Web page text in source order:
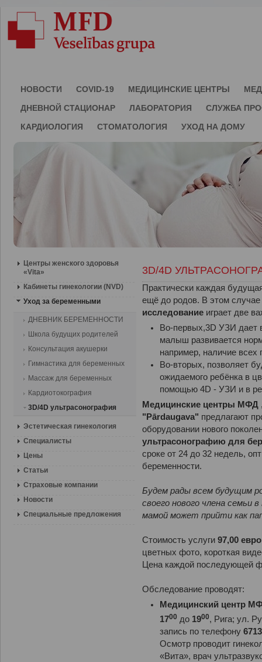
НОВОСТИ COVID-19 МЕДИЦИНСКИЕ ЦЕНТРЫ
ДНЕВНОЙ СТАЦИОНАР
ЛАБОРАТОРИЯ
СЛУЖБА
КАРДИОЛОГИЯ
СТОМАТОЛОГИЯ УХОД НА ДОМУ
Центры женского здоровья
«Vita»
Кабинеты гинекологии (NVD)
Уход за беременными
ДНЕВНИК БЕРЕМЕННОСТИ
Школа будущих родителей
Консультация акушерки
Гимнастика для беременных
Массаж для беременных
Кардиотокография
3D/4D ультрасонография
Эстетическая гинекология
Специалисты
Цены
Статьи
Страховые компании
Новости
Специальные предложения
3D/4D
Практически каждая
ещё до родов. В этом случае
исследование играет две
Во-первых,3D УЗИ дает
малыш развивается
например, наличие всех
Во-вторых, позволяет
ожидаемого ребёнка в
помощью 4D - УЗИ и в
Медицинские центры MФД
"Pārdaugava" предлагают
оборудовании нового
ультрасонографию для
сроке от 24 до 32 недель,
беременности.
Будем рады всем будущим
своего нового члена семьи
мамой может прийти как
Стоимость услуги 97,00 евро
цветных фото, короткая
Цена каждой последующей
Обследование проводят:
Медицинский центр
1700 до 1900, Рига; ул.
запись по телефону
Осмотр проводит
«Вита», врач